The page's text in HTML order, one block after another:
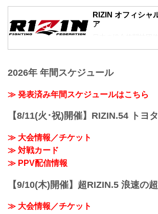
第5試合／“ブラック
vs. 芳賀ビラル海
...
ラボオークションの
オアリーナ仙台から
に、観戦では味わえ
オークションで出品
か手に入らない貴重
にとっては「一生の
ラインナップには、
や入手困難なRIZINフ
RIZIN オフィシャ
ア
日本の総合格闘技団
ン）」の公式グッズ
2026年 年間スケジュール
≫ 発表済み年間スケジュールはこちら
【8/11(火･祝)開催】RIZIN.54 トヨ
≫ 大会情報／チケット
≫ 対戦カード
≫ PPV配信情報
【9/10(木)開催】超RIZIN.5 浪速の
≫ 大会情報／チケット